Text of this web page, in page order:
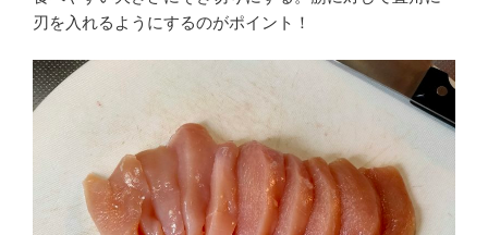
刃を入れるようにするのがポイント！